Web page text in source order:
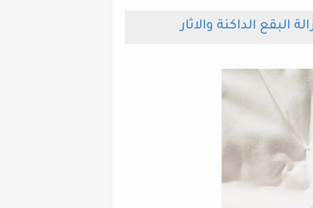
الداكنة والاثار